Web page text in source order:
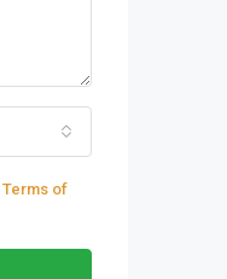
Terms of